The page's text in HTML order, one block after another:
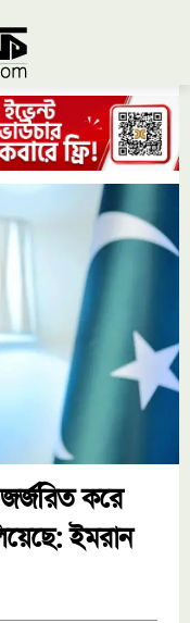
করে
ইমরান